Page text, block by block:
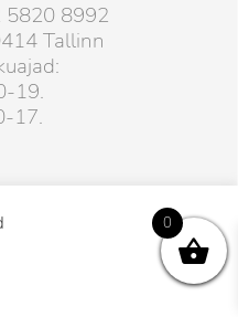
5820 8992
Tallinn
19.
17.
0